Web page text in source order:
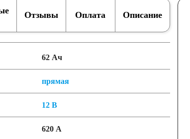
Отзывы Оплата Описание
62 Ач
прямая
12 В
620 А